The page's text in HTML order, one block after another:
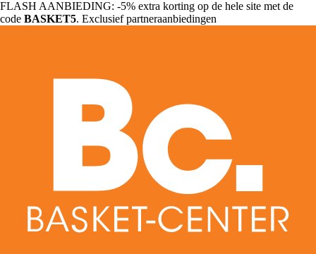
FLASH AANBIEDING: -5% extra korting op de hele site met de
code BASKET5. Exclusief partneraanbiedingen